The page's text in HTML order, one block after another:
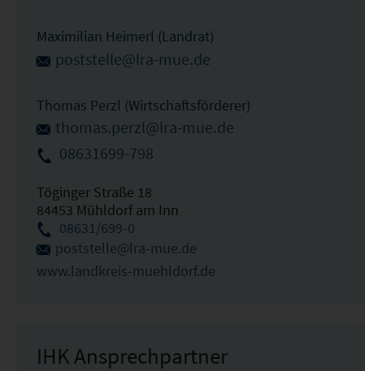
Maximilian Heimerl (Landrat)
poststelle@lra-mue.de
Thomas Perzl (Wirtschaftsförderer)
thomas.perzl@lra-mue.de
08631699-798
Töginger Straße 18
84453 Mühldorf am Inn
08631/699-0
poststelle@lra-mue.de
www.landkreis-muehldorf.de
IHK Ansprechpartner